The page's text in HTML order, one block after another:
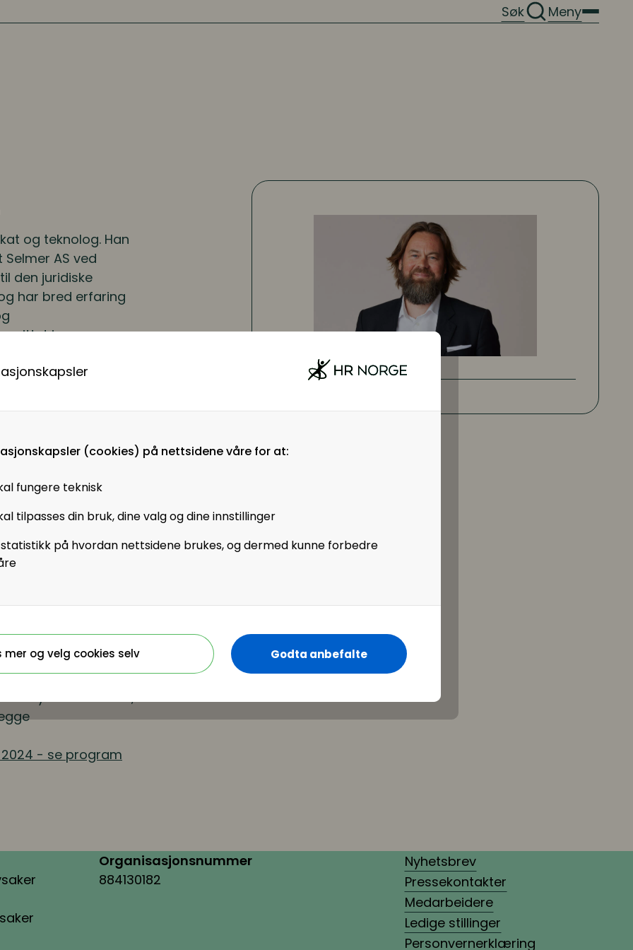
(cookies) på nettsidene våre for at:
fungere teknisk
tilpasses din bruk, dine valg og dine innstillinger
på hvordan nettsidene brukes, og dermed kunne forbedre
mer og velg cookies selv Godta anbefalte
Søk Meny
og teknolog. Han
AS ved
den juridiske
har bred erfaring
jus og
som
drevet av kunstig
Få
plan eller
I dette foredraget
hvordan kan det
oppgaveløsing på
bruke KI?
oppstår ved bruk av
Gammelsrud,
- se program
Organisasjonsnummer
884130182
Nyhetsbrev
Pressekontakter
Medarbeidere
Ledige stillinger
Personvernerklæring